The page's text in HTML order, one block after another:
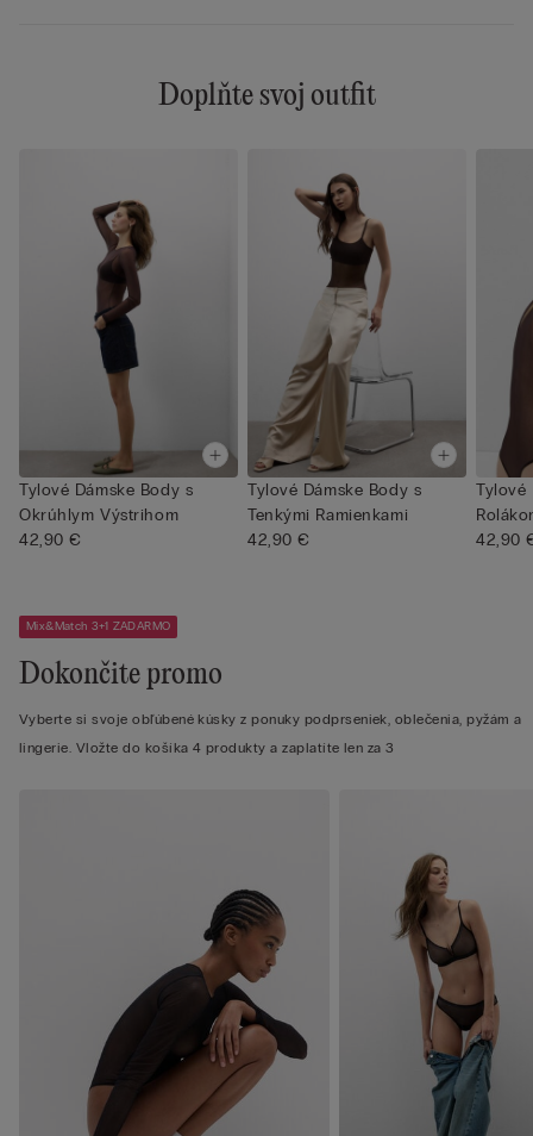
Doplňte svoj outfit
Tylové Dámske Body s
Okrúhlym Výstrihom
42,90 €
Tylové Dámske Body s
Tenkými Ramienkami
42,90 €
Tylové
42,90
Mix&Match 3+1 ZADARMO
Dokončite promo
Vyberte si svoje obľúbené kúsky z ponuky podprseniek, oblečenia, pyžám a
lingerie. Vložte do košíka 4 produkty a zaplatíte len za 3